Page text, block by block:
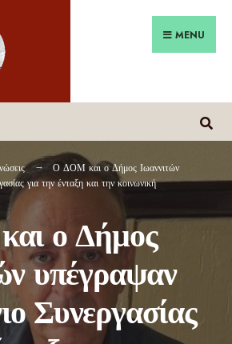
MENU
Ο ΔΟΜ και ο Δήμος Ιωαννιτών
για την ένταξη και την κοινωνική
ο Δήμος
υπέγραψαν
Συνεργασίας